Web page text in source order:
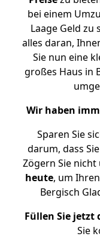
bei einem
Laage Geld
alles daran,
Sie nun eine
großes Haus in
Wir haben
Sparen Sie
darum, dass
Zögern Sie nicht
heute, um
Bergisch
Füllen Sie jetzt
Sie